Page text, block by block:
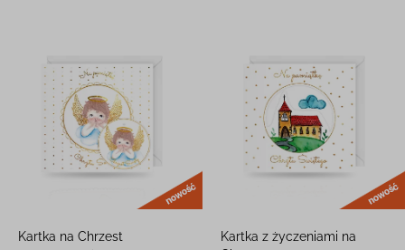
Kartka na Chrzest
Kartka z życzeniami na